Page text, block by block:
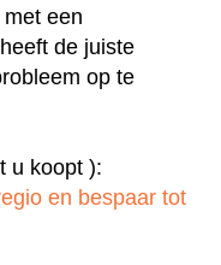
een
de juiste
op te
u koopt ):
en bespaar tot